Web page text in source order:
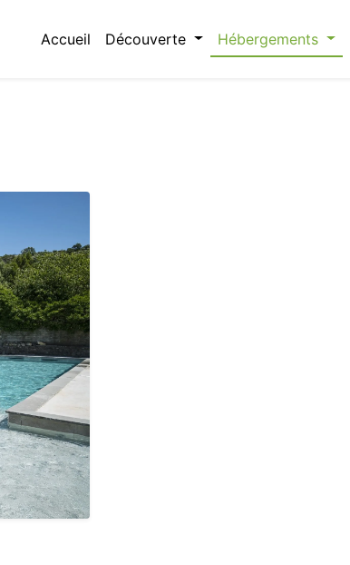
Accueil Découverte Hébergements